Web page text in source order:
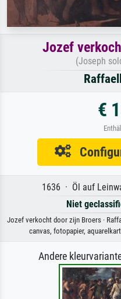
Jozef
(Joseph
€
1636 · Öl auf
Niet
Jozef verkocht door zijn Broers ·
canvas, fotopapier,
Andere